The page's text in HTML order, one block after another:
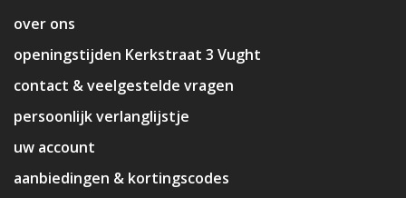
over ons
openingstijden Kerkstraat 3 Vught
contact & veelgestelde vragen
persoonlijk verlanglijstje
uw account
aanbiedingen & kortingscodes